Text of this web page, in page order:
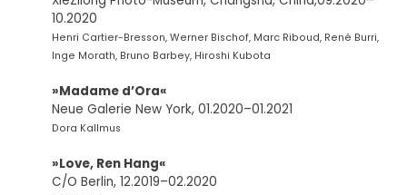
10.2020
Henri Cartier-Bresson, Werner Bischof, Marc Riboud, René Burri,
Inge Morath, Bruno Barbey, Hiroshi Kubota
»Madame d’Ora«
Neue Galerie New York, 01.2020–01.2021
Dora Kallmus
»Love, Ren Hang«
C/O Berlin, 12.2019–02.2020